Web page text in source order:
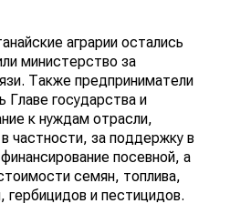
аграрии остались
министерство за
Также предприниматели
Главе государства и
к нуждам отрасли,
частности, за поддержку в
посевной, а
семян, топлива,
гербицидов и пестицидов.